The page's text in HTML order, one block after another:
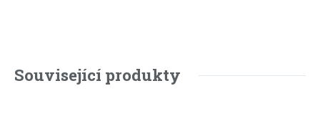
Související produkty